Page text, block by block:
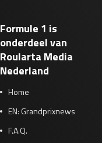
Formule 1 is
onderdeel van
Roularta Media
Nederland
Home
EN: Grandprixnews
F.A.Q.